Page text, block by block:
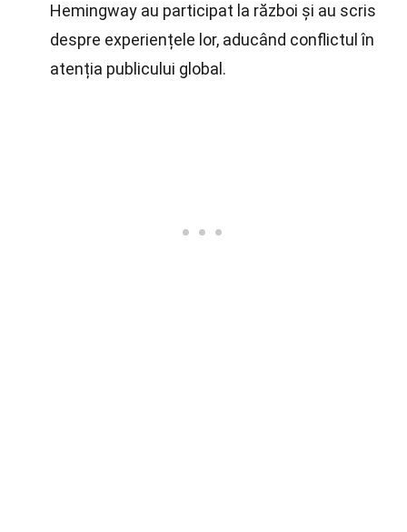
Hemingway au participat la război și au scris
despre experiențele lor, aducând conflictul în
atenția publicului global.